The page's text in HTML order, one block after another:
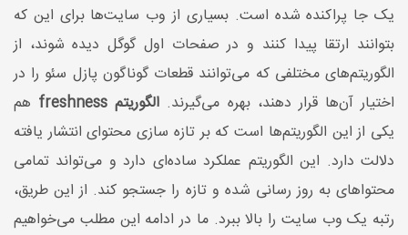
یک جا پراکنده شده است. بسیاری از وب سایت‌ها برای این که
بتوانند ارتقا پیدا کنند و در صفحات اول گوگل دیده شوند، از
الگوریتم‌های مختلفی که می‌توانند قطعات گوناگون پازل سئو را در
اختیار آن‌ها قرار دهند، بهره می‌گیرند. الگوریتم freshness
هم
یکی از این الگوریتم‌ها است که بر تازه سازی محتوای انتشار یافته
دلالت دارد. این الگوریتم عملکرد ساده‌ای دارد و می‌تواند تمامی
محتواهای به روز رسانی شده و تازه را جستجو کند. از این طریق،
رتبه یک وب سایت را بالا ببرد. ما در ادامه این مطلب می‌خواهیم